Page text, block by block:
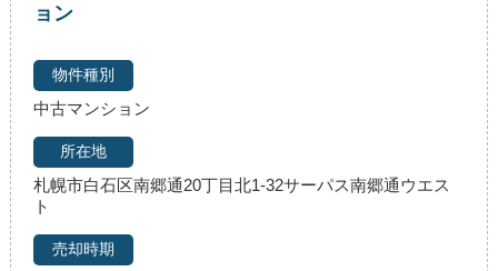
ョン
中古マンション
札幌市白石区南郷通20丁目北1-32サーパス南郷通ウエス
ト